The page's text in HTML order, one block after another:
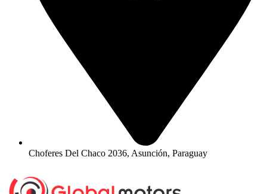
Choferes Del Chaco 2036, Asunción, Paraguay